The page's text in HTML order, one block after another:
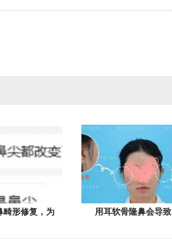
畸形修复，为 用耳软骨隆鼻会导致